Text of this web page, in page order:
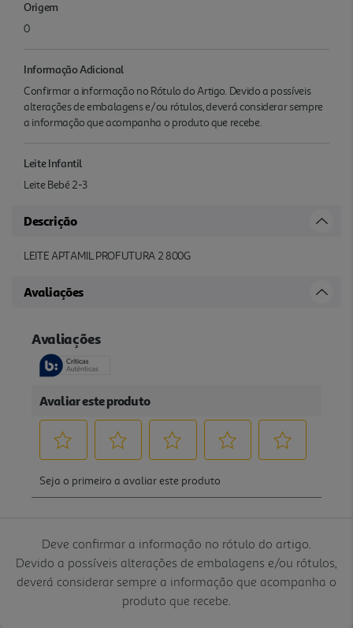
Origem
0
Informação Adicional
Confirmar a informação no Rótulo do Artigo. Devido a possíveis
alterações de embalagens e/ou rótulos, deverá considerar sempre
a informação que acompanha o produto que recebe.
Leite Infantil
Leite Bebé 2-3
Descrição
LEITE APTAMIL PROFUTURA 2 800G
Avaliações
Deve confirmar a informação no rótulo do artigo.
Devido a possíveis alterações de embalagens e/ou rótulos,
deverá considerar sempre a informação que acompanha o
produto que recebe.